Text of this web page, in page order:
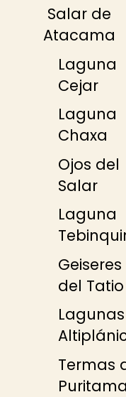
Salar de
Atacama
Laguna
Cejar
Laguna
Chaxa
Ojos del
Salar
Laguna
Geiseres
del Tatio
Lagunas
Termas
Puritama